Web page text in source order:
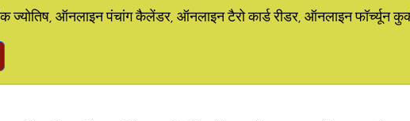
ऑनलाइन पंचांग कैलेंडर, ऑनलाइन टैरो कार्ड रीडर, ऑनलाइन फॉर्च्यून